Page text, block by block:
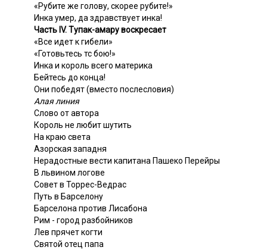
«Рубите же голову, скорее рубите!»
Инка умер, да здравствует инка!
Часть IV. Тупак-амару воскресает
«Все идет к гибели»
«Готовьтесь тс бою!»
Инка и король всего материка
Бейтесь до конца!
Они победят (вместо послесловия)
Алая линия
Слово от автора
Король не любит шутить
На краю света
Азорская западня
Нерадостные вести капитана Пашеко Перейры
В львином логове
Совет в Торрес-Ведрас
Путь в Барселону
Барселона против Лисабона
Рим - город разбойников
Лев прячет когти
Святой отец папа